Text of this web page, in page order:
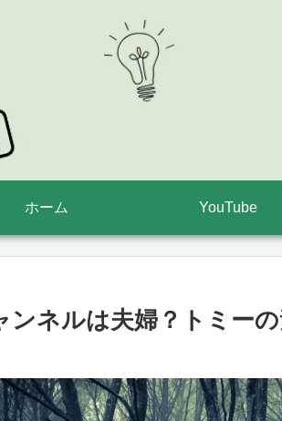
ホーム YouTube
ンネルは夫婦？トミー